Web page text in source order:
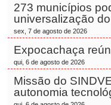
273 municípios
universalização
sex, 7 de agosto de 2026
Expocachaça
qui, 6 de agosto de 2026
Missão do
autonomia